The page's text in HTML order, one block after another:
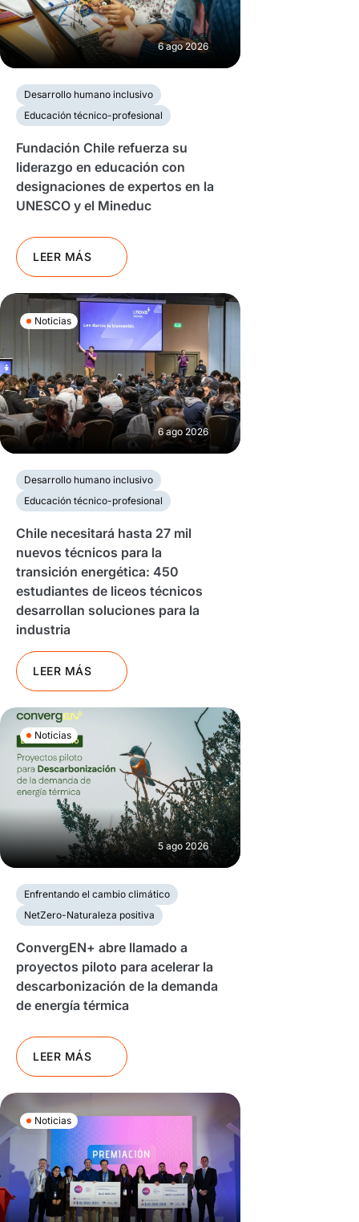
6 ago 2026
Desarrollo humano inclusivo
Educación técnico-profesional
Fundación Chile refuerza su
liderazgo en educación con
designaciones de expertos en la
UNESCO y el Mineduc
LEER MÁS
Noticias
6 ago 2026
Desarrollo humano inclusivo
Educación técnico-profesional
Chile necesitará hasta 27 mil
nuevos técnicos para la
transición energética: 450
estudiantes de liceos técnicos
desarrollan soluciones para la
industria
LEER MÁS
Noticias
5 ago 2026
Enfrentando el cambio climático
NetZero-Naturaleza positiva
ConvergEN+ abre llamado a
proyectos piloto para acelerar la
descarbonización de la demanda
de energía térmica
LEER MÁS
Noticias